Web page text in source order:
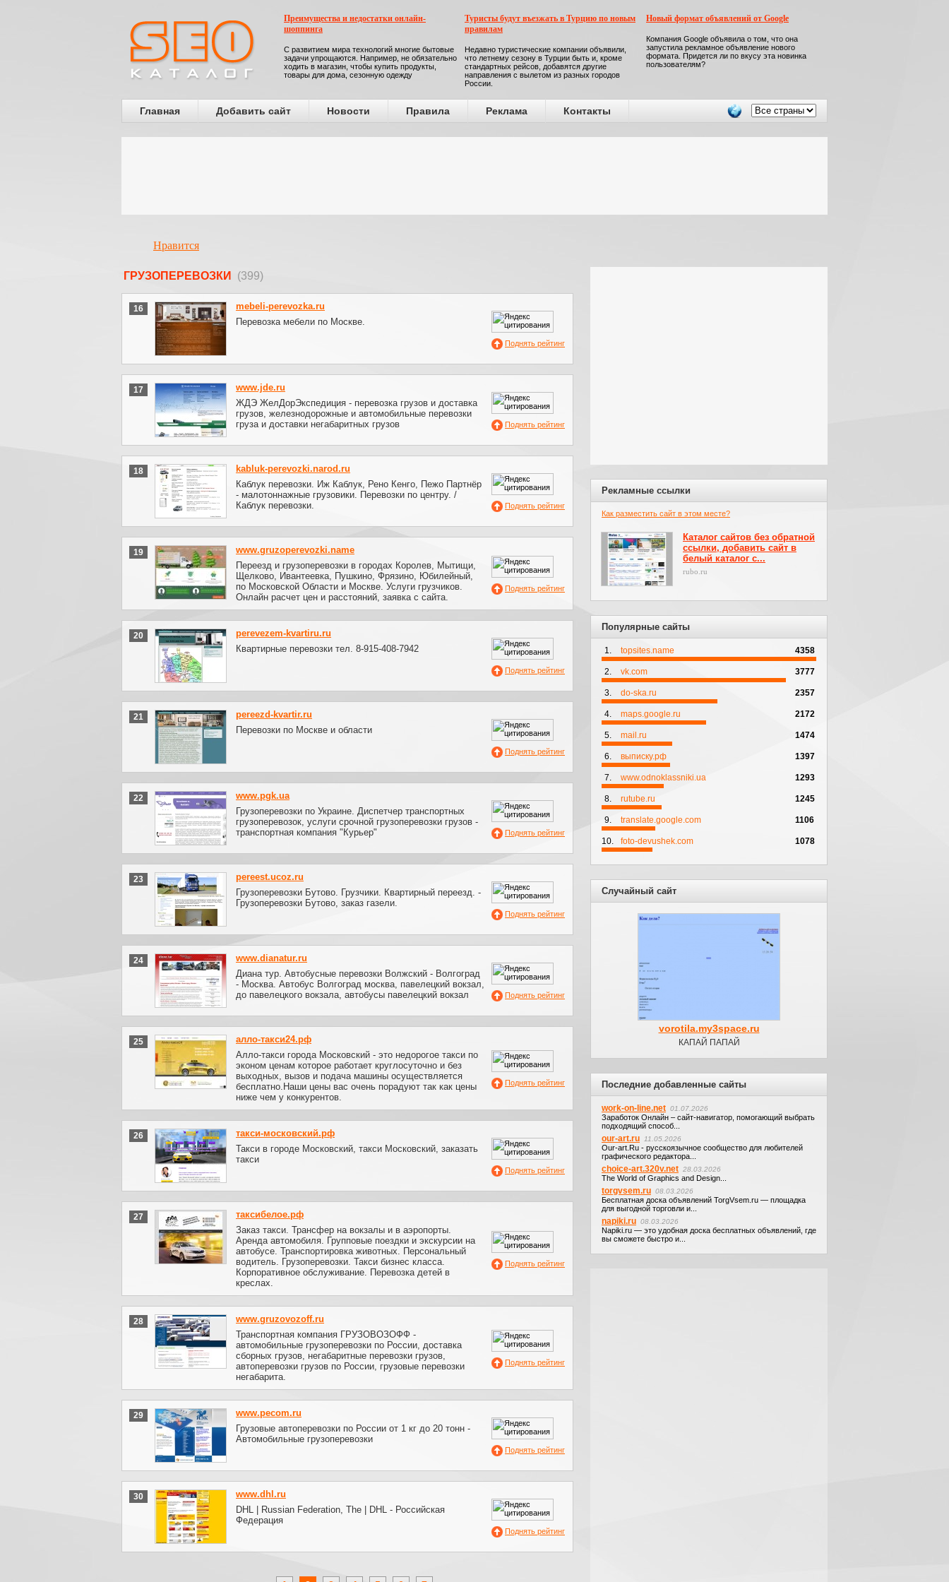
Преимущества и недостатки онлайн-
шоппинга
С развитием мира технологий многие бытовые
задачи упрощаются. Например, не обязательно
ходить в магазин, чтобы купить продукты,
товары для дома, сезонную одежду
Туристы будут въезжать в Турцию по новым
правилам
Недавно туристические компании объявили,
что летнему сезону в Турции быть и, кроме
стандартных рейсов, добавятся другие
направления с вылетом из разных городов
России.
Новый формат объявлений от Google
Компания Google объявила о том, что она
запустила рекламное объявление нового
формата. Придется ли по вкусу эта новинка
пользователям?
Главная Добавить сайт Новости Правила Реклама Контакты
Нравится
ГРУЗОПЕРЕВОЗКИ (399)
16
mebeli-perevozka.ru
Перевозка мебели по Москве.
Поднять рейтинг
17
www.jde.ru
ЖДЭ ЖелДорЭкспедиция - перевозка грузов и доставка
грузов, железнодорожные и автомобильные перевозки
груза и доставки негабаритных грузов
Поднять рейтинг
18
kabluk-perevozki.narod.ru
Каблук перевозки. Иж Каблук, Рено Кенго, Пежо Партнёр
- малотоннажные грузовики. Перевозки по центру. /
Каблук перевозки.
Поднять рейтинг
19
www.gruzoperevozki.name
Переезд и грузоперевозки в городах Королев, Мытищи,
Щелково, Ивантеевка, Пушкино, Фрязино, Юбилейный,
по Московской Области и Москве. Услуги грузчиков.
Онлайн расчет цен и расстояний, заявка с сайта.
Поднять рейтинг
20
perevezem-kvartiru.ru
Квартирные перевозки тел. 8-915-408-7942
Поднять рейтинг
21
pereezd-kvartir.ru
Перевозки по Москве и области
Поднять рейтинг
22
www.pgk.ua
Грузоперевозки по Украине. Диспетчер транспортных
грузоперевозок, услуги срочной грузоперевозки грузов -
транспортная компания "Курьер"
Поднять рейтинг
23
pereest.ucoz.ru
Грузоперевозки Бутово. Грузчики. Квартирный переезд. -
Грузоперевозки Бутово, заказ газели.
Поднять рейтинг
24
www.dianatur.ru
Диана тур. Автобусные перевозки Волжский - Волгоград
- Москва. Автобус Волгоград москва, павелецкий вокзал,
до павелецкого вокзала, автобусы павелецкий вокзал
Поднять рейтинг
25
алло-такси24.рф
Алло-такси города Московский - это недорогое такси по
эконом ценам которое работает круглосуточно и без
выходных, вызов и подача машины осуществляется
бесплатно.Наши цены вас очень порадуют так как цены
ниже чем у конкурентов.
Поднять рейтинг
26
такси-московский.рф
Такси в городе Московский, такси Московский, заказать
такси
Поднять рейтинг
27
таксибелое.рф
Заказ такси. Трансфер на вокзалы и в аэропорты.
Аренда автомобиля. Групповые поездки и экскурсии на
автобусе. Транспортировка животных. Персональный
водитель. Грузоперевозки. Такси бизнес класса.
Корпоративное обслуживание. Перевозка детей в
креслах.
Поднять рейтинг
28
www.gruzovozoff.ru
Транспортная компания ГРУЗОВОЗОФФ -
автомобильные грузоперевозки по России, доставка
сборных грузов, негабаритные перевозки грузов,
автоперевозки грузов по России, грузовые перевозки
негабарита.
Поднять рейтинг
29
www.pecom.ru
Грузовые автоперевозки по России от 1 кг до 20 тонн -
Автомобильные грузоперевозки
Поднять рейтинг
30
www.dhl.ru
DHL | Russian Federation, The | DHL - Российская
Федерация
Поднять рейтинг
Рекламные ссылки
Как разместить сайт в этом месте?
Каталог сайтов без обратной
ссылки, добавить сайт в
белый каталог с...
rubo.ru
Популярные сайты
1. topsites.name 4358
2. vk.com 3777
3. do-ska.ru 2357
4. maps.google.ru 2172
5. mail.ru 1474
6. выписку.рф 1397
7. www.odnoklassniki.ua 1293
8. rutube.ru 1245
9. translate.google.com 1106
10. foto-devushek.com 1078
Случайный сайт
vorotila.my3space.ru
КАПАЙ ПАПАЙ
Последние добавленные сайты
work-on-line.net 01.07.2026
Заработок Онлайн – сайт-навигатор, помогающий выбрать
подходящий способ...
our-art.ru 11.05.2026
Our-art.Ru - русскоязычное сообщество для любителей
графического редактора...
choice-art.320v.net 28.03.2026
The World of Graphics and Design...
torgvsem.ru 08.03.2026
Бесплатная доска объявлений TorgVsem.ru — площадка
для выгодной торговли и...
napiki.ru 08.03.2026
Napiki.ru — это удобная доска бесплатных объявлений, где
вы сможете быстро и...